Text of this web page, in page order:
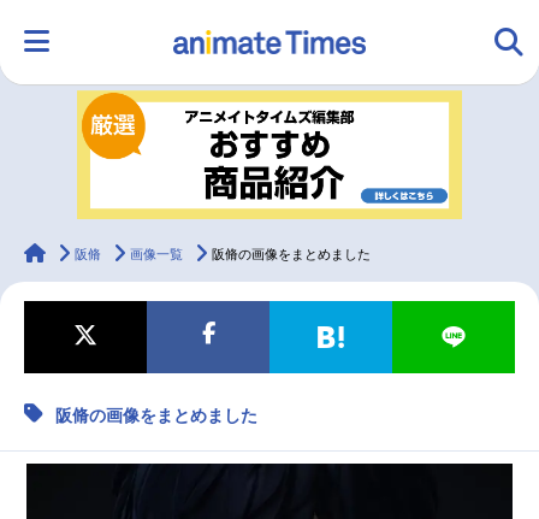
ランキング アニメ
ラジオ みんなの声
マンガ・ラノベ ゲーム・アプリ 音楽 コスプレ
2.5次元 配信・Vtuber
animateTimes
阪脩 画像一覧 阪脩の画像をまとめました
阪脩の画像をまとめました